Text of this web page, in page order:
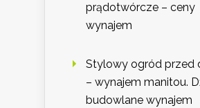
prądotwórcze – ceny
wynajem
Stylowy ogród przed
– wynajem manitou.
budowlane wynajem